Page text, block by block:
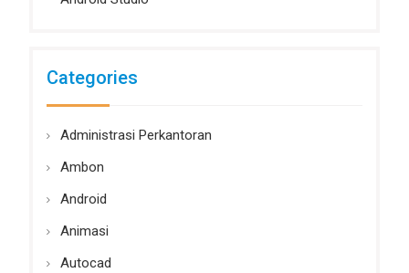
Categories
Administrasi Perkantoran
Ambon
Android
Animasi
Autocad